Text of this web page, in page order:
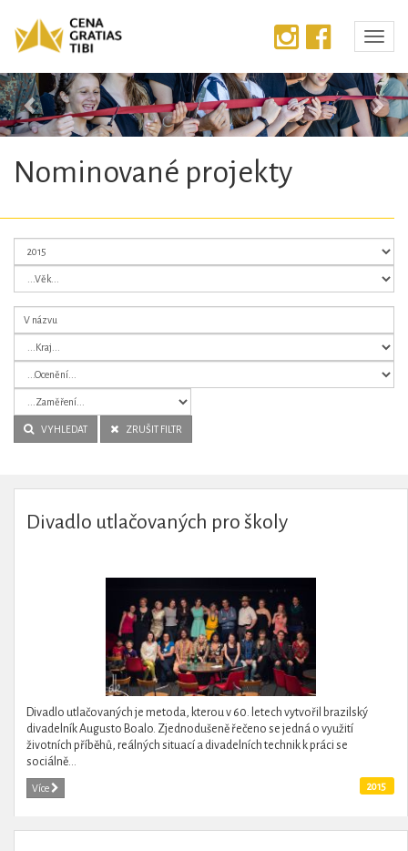
Předchozí
Nominované projekty
VYHLEDAT ZRUŠIT FILTR
Divadlo utlačovaných pro školy
Divadlo utlačovaných je metoda, kterou v 60. letech vytvořil brazilský
divadelník Augusto Boalo. Zjednodušeně řečeno se jedná o využití
životních příběhů, reálných situací a divadelních technik k práci se
sociálně...
Více 2015